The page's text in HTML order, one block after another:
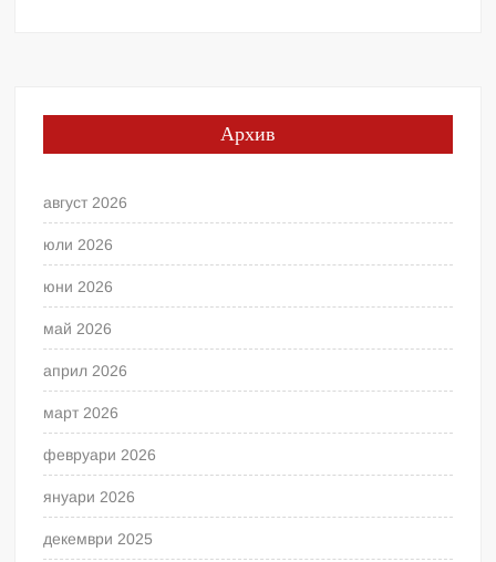
Архив
август 2026
юли 2026
юни 2026
май 2026
април 2026
март 2026
февруари 2026
януари 2026
декември 2025